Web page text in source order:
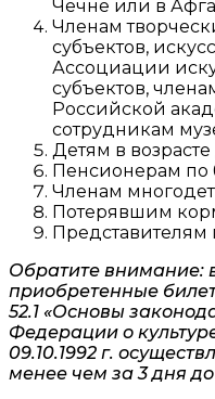
Чечне или в
Членам
субъектов,
Ассоциации
субъектов,
Российской
сотрудникам
Детям в
Пенсионерам по
Членам
Потерявшим
Представителям
Обратите внимание:
приобретенные
52.1 «Основы
Федерации о
09.10.1992 г.
менее чем за 3 дня